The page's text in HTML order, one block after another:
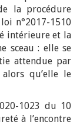
la procédure
n°2017-1510
intérieure et la
sceau : elle se
attendue par
qu’elle le
1023 du 10
à l’encontre